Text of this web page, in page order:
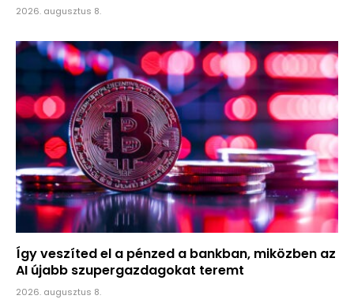
2026. augusztus 8.
Így veszíted el a pénzed a bankban, miközben az
AI újabb szupergazdagokat teremt
2026. augusztus 8.